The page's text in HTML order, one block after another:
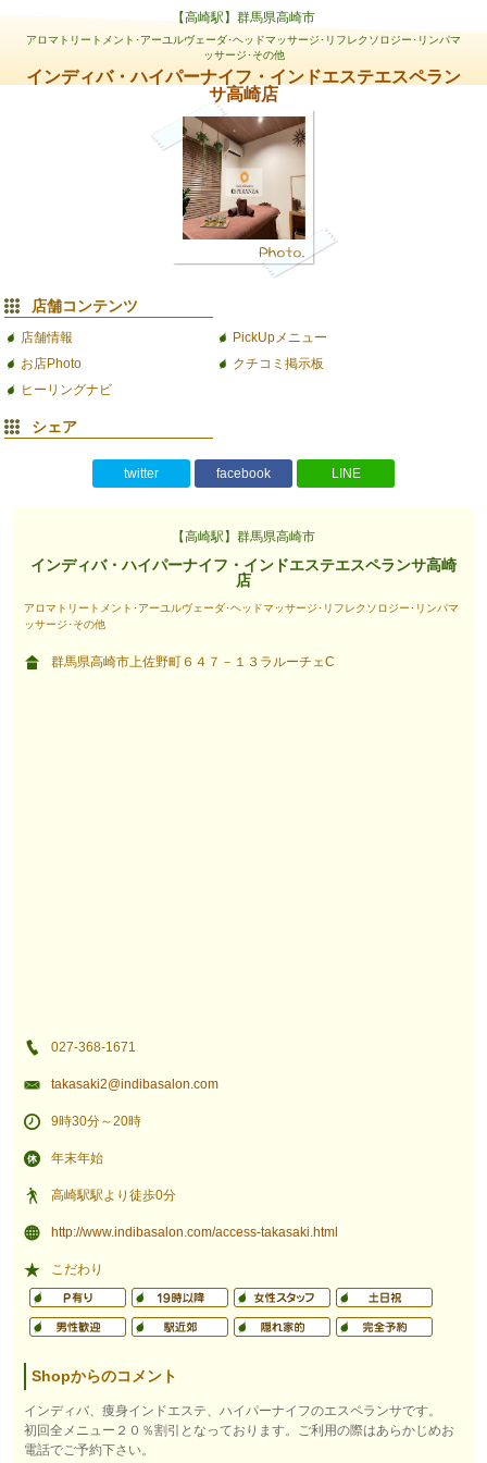
【高崎駅】群馬県高崎市
アロマトリートメント･アーユルヴェーダ･ヘッドマッサージ･リフレクソロジー･リンパマ
ッサージ･その他
インディバ・ハイパーナイフ・インドエステエスペラン
サ高崎店
店舗コンテンツ
店舗情報
PickUpメニュー
お店Photo
クチコミ掲示板
ヒーリングナビ
シェア
twitter facebook LINE
【高崎駅】群馬県高崎市
インディバ・ハイパーナイフ・インドエステエスペランサ高崎
店
アロマトリートメント･アーユルヴェーダ･ヘッドマッサージ･リフレクソロジー･リンパマ
ッサージ･その他
群馬県高崎市上佐野町６４７－１３ラルーチェC
027-368-1671
takasaki2@indibasalon.com
9時30分～20時
年末年始
高崎駅駅より徒歩0分
http://www.indibasalon.com/access-takasaki.html
こだわり
Shopからのコメント
インディバ、痩身インドエステ、ハイパーナイフのエスペランサです。
初回全メニュー２０％割引となっております。ご利用の際はあらかじめお
電話でご予約下さい。